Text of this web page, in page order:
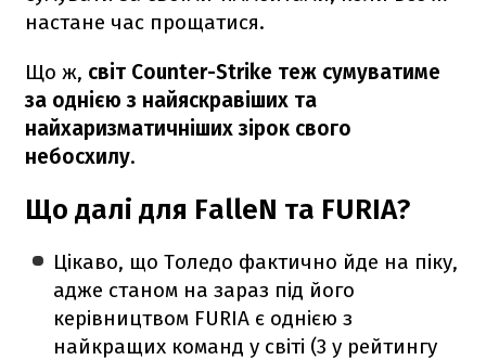
настане час прощатися.
Що ж, світ Counter-Strike теж сумуватиме
за однією з найяскравіших та
найхаризматичніших зірок свого
небосхилу.
Що далі для FalleN та FURIA?
Цікаво, що Толедо фактично йде на піку,
адже станом на зараз під його
керівництвом FURIA є однією з
найкращих команд у світі (3 у рейтингу